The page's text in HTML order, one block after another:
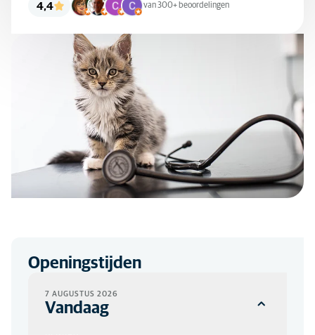
4,4 van 300+ beoordelingen
Openingstijden
7 AUGUSTUS 2026
Vandaag